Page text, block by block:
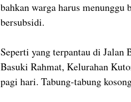
bahkan warga harus
bersubsidi.
Seperti yang terpantau di Jalan
Basuki Rahmat, Kelurahan
pagi hari. Tabung-tabung